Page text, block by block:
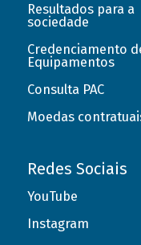
Resultados para a
sociedade
Credenciamento
Equipamentos
Consulta PAC
Moedas
Redes Sociais
YouTube
Instagram